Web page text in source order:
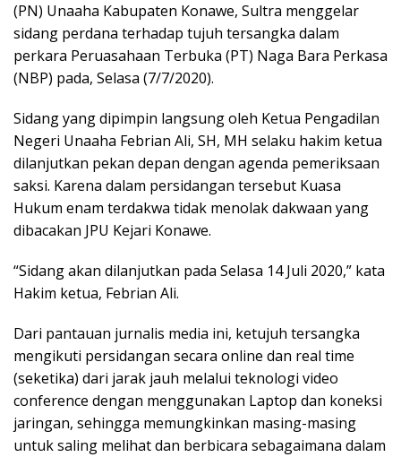
(PN) Unaaha Kabupaten Konawe, Sultra menggelar
sidang perdana terhadap tujuh tersangka dalam
perkara Peruasahaan Terbuka (PT) Naga Bara Perkasa
(NBP) pada, Selasa (7/7/2020).
Sidang yang dipimpin langsung oleh Ketua Pengadilan
Negeri Unaaha Febrian Ali, SH, MH selaku hakim ketua
dilanjutkan pekan depan dengan agenda pemeriksaan
saksi. Karena dalam persidangan tersebut Kuasa
Hukum enam terdakwa tidak menolak dakwaan yang
dibacakan JPU Kejari Konawe.
“Sidang akan dilanjutkan pada Selasa 14 Juli 2020,” kata
Hakim ketua, Febrian Ali.
Dari pantauan jurnalis media ini, ketujuh tersangka
mengikuti persidangan secara online dan real time
(seketika) dari jarak jauh melalui teknologi video
conference dengan menggunakan Laptop dan koneksi
jaringan, sehingga memungkinkan masing-masing
untuk saling melihat dan berbicara sebagaimana dalam